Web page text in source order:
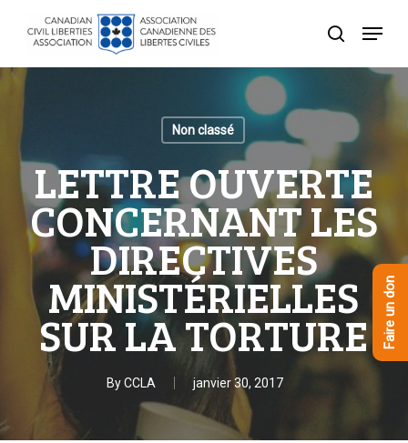
content
recherche
Menu
Non classé
LETTRE OUVERTE
CONCERNANT LES
DIRECTIVES
MINISTÉRIELLES
SUR LA TORTURE
ByCCLA janvier 30, 2017
Menu
Faire un don